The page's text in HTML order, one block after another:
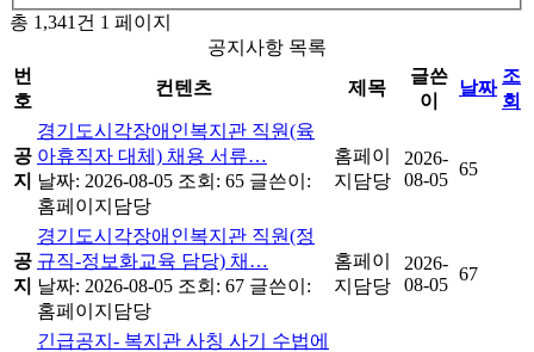
총 1,341건 1 페이지
공지사항 목록
번
호
컨텐츠 제목
글쓴
이
날짜
조
회
공
지
경기도시각장애인복지관 직원(육
아휴직자 대체) 채용 서류…
날짜: 2026-08-05 조회: 65 글쓴이:
홈페이지담당
홈페이
지담당
2026-
08-05
65
공
지
경기도시각장애인복지관 직원(정
규직-정보화교육 담당) 채…
날짜: 2026-08-05 조회: 67 글쓴이:
홈페이지담당
홈페이
지담당
2026-
08-05
67
긴급공지- 복지관 사칭 사기 수법에